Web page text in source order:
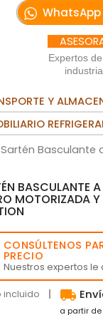
WhatsApp
Expertos
Y
Sartén Basculante
BASCULANTE
MOTORIZADA
CONSÚLTENOS
PRECIO
Nuestros expertos
incluido local_shipping
a partir